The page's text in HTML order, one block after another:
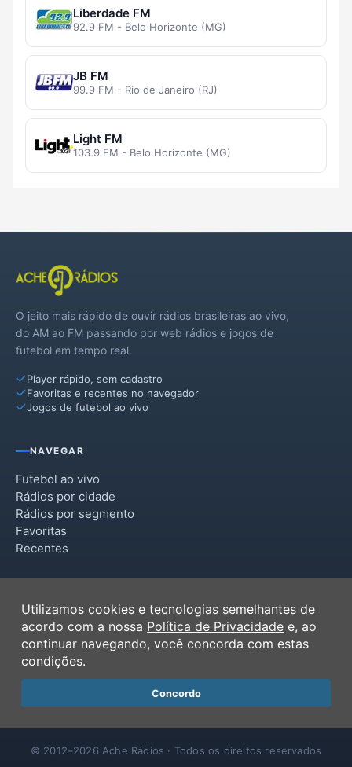
Liberdade FM
92.9 FM - Belo Horizonte (MG)
JB FM
99.9 FM - Rio de Janeiro (RJ)
Light FM
103.9 FM - Belo Horizonte (MG)
O jeito mais rápido de ouvir rádios brasileiras ao vivo,
do AM ao FM passando por web rádios e jogos de
futebol em tempo real.
Player rápido, sem cadastro
Favoritas e recentes no navegador
Jogos de futebol ao vivo
NAVEGAR
Futebol ao vivo
Rádios por cidade
Rádios por segmento
Favoritas
Recentes
Termos de Uso
Política de Privacidade
Ferramentas
Contato
© 2012–2026 Ache Rádios · Todos os direitos reservados
Utilizamos cookies e tecnologias semelhantes de
acordo com a nossa Política de Privacidade e, ao
continuar navegando, você concorda com estas
condições.
Concordo